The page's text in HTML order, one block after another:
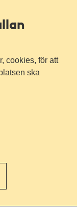
cookies, för att
ska